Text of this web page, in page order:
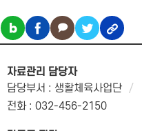
자료관리 담당자
담당부서 : 생활체육사업단
전화 : 032-456-2150